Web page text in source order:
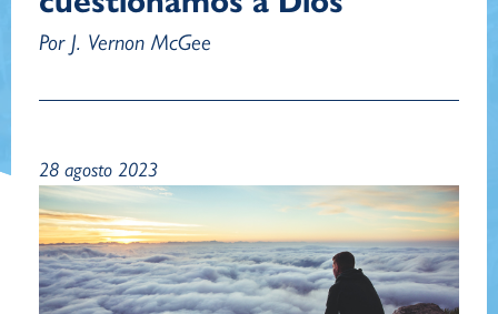
Por J. Vernon McGee
28 agosto 2023